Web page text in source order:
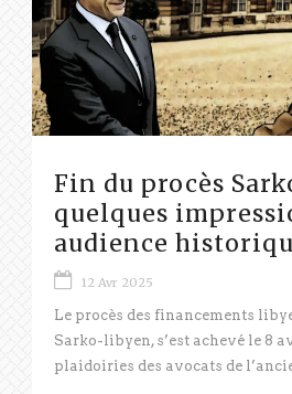
Fin du procès
quelques
audience
12 Avr 2025
Le procès des financements
Sarko-libyen, s’est achevé le 8
plaidoiries des avocats de